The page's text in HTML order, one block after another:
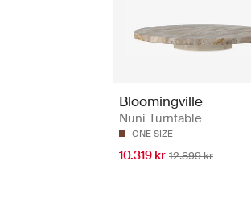
Bloomingville
Nuni Turntable
ONE SIZE
10.319 kr 12.899 kr